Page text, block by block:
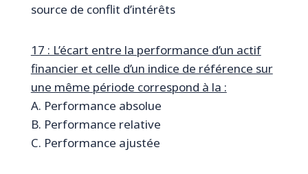
source de conflit d’intérêts
17 : L’écart entre la performance d’un actif
financier et celle d’un indice de référence sur
une même période correspond à la :
A. Performance absolue
B. Performance relative
C. Performance ajustée